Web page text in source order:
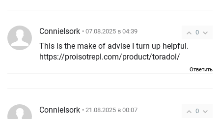
0
ConnieIsork • 07.08.2025 в 04:39
This is the make of advise I turn up helpful.
https://proisotrepl.com/product/toradol/
Ответить
0
ConnieIsork • 21.08.2025 в 00:07